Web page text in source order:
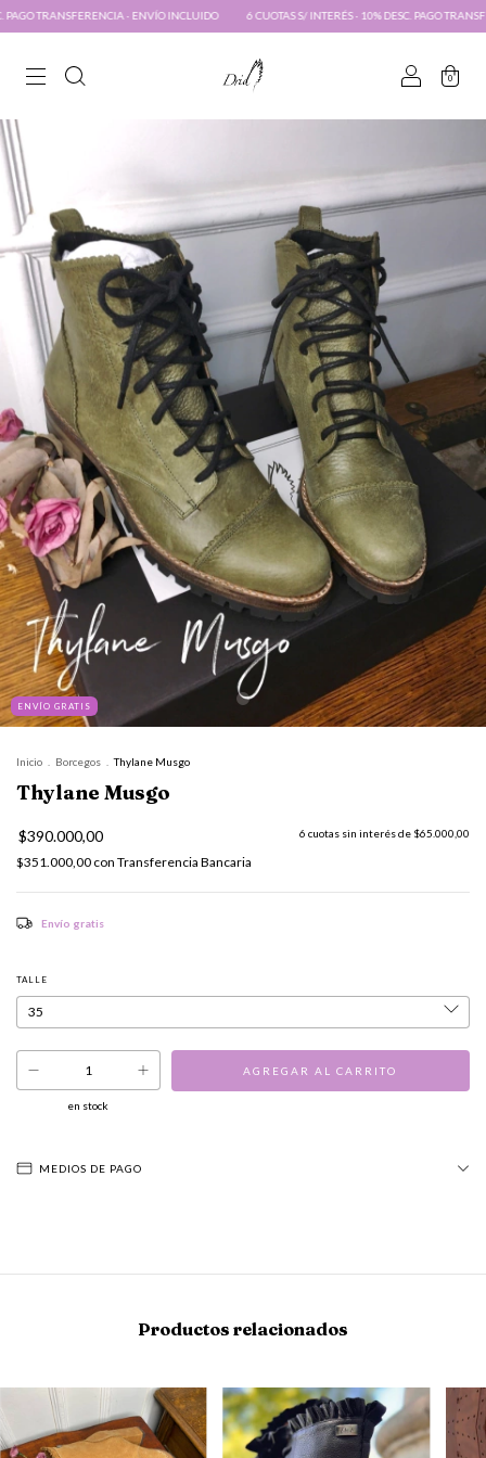
TRANSFERENCIA · ENVÍO INCLUIDO 6 CUOTAS S/ INTERÉS · 10% DESC. PAGO
0
ENVÍO GRATIS
Inicio Borcegos Thylane Musgo
Thylane Musgo
$390.000,00 6 cuotas sin interés de $65.000,00
$351.000,00 con Transferencia Bancaria
Envío gratis
TALLE
en stock
MEDIOS DE PAGO
Productos relacionados